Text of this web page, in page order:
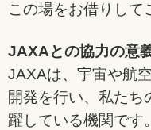
この場をお借りして
JAXAとの協力の意
JAXAは、宇宙や航
開発を行い、私たち
躍している機関です。